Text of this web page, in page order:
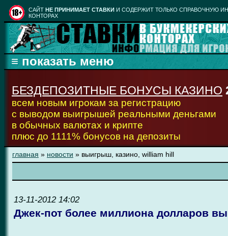
CАЙТ НЕ ПРИНИМАЕТ СТАВКИ И СОДЕРЖИТ ТОЛЬКО СПРАВОЧНУЮ
КОНТОРАХ
БЕЗДЕПОЗИТНЫЕ БОНУСЫ КАЗИНО
всем новым игрокам за регистрацию
с выводом выигрышей реальными деньгами
в обычных валютах и крипте
плюс до 1111% бонусов на депозиты
главная » новости » выигрыш, казино, william hill
13-11-2012 14:02
Джек-пот более миллиона долларов